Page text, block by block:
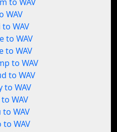
WAV
WAV
to WAV
to WAV
to WAV
to WAV
to WAV
WAV
to WAV
to WAV